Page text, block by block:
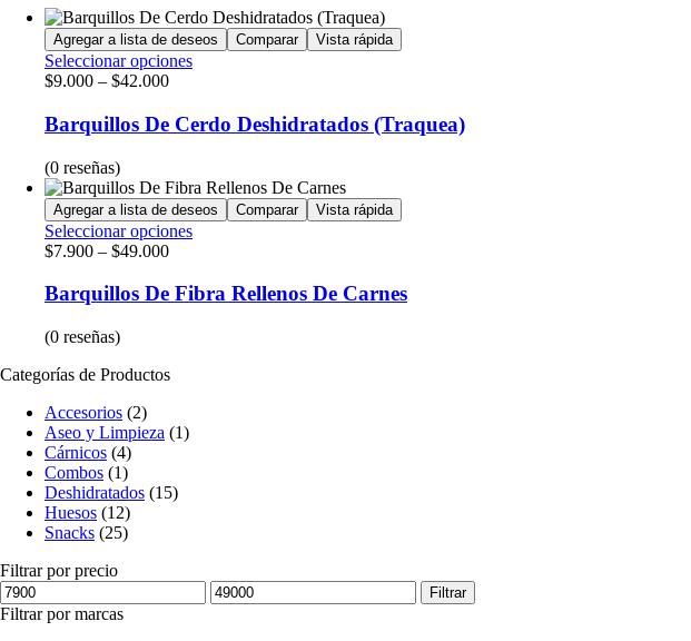
Agregar a lista de deseos Comparar Vista rápida
Seleccionar opciones
$9.000 – $42.000
Barquillos De Cerdo Deshidratados (Traquea)
(0 reseñas)
Agregar a lista de deseos Comparar Vista rápida
Seleccionar opciones
$7.900 – $49.000
Barquillos De Fibra Rellenos De Carnes
(0 reseñas)
Categorías de Productos
Accesorios (2)
Aseo y Limpieza (1)
Cárnicos (4)
Combos (1)
Deshidratados (15)
Huesos (12)
Snacks (25)
Filtrar por precio
Filtrar
Filtrar por marcas